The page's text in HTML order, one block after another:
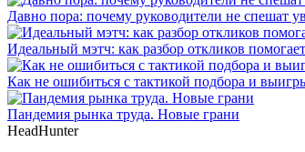
Давно пора: почему руководители не спешат
Идеальный мэтч: как разбор откликов
Как не ошибиться с тактикой подбора и
Пандемия рынка труда. Новые грани
HeadHunter